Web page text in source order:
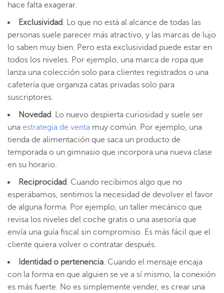
hace falta exagerar.
Exclusividad. Lo que no está al alcance de todas las
personas suele parecer más atractivo, y las marcas de lujo
lo saben muy bien. Pero esta exclusividad puede estar en
todos los niveles. Por ejemplo, una marca de ropa que
lanza una colección solo para clientes registrados o una
cafetería que organiza catas privadas solo para
suscriptores.
Novedad. Lo nuevo despierta curiosidad y suele ser
una estrategia de venta muy común. Por ejemplo, una
tienda de alimentación que saca un producto de
temporada o un gimnasio que incorpora una nueva clase
en su horario.
Reciprocidad. Cuando recibimos algo que no
esperábamos, sentimos la necesidad de devolver el favor
de alguna forma. Por ejemplo, un taller mecánico que
revisa los niveles del coche gratis o una asesoría que
envía una guía fiscal sin compromiso. Es más fácil que el
cliente quiera volver o contratar después.
Identidad o pertenencia. Cuando el mensaje encaja
con la forma en que alguien se ve a sí mismo, la conexión
es más fuerte. No es simplemente vender, es crear una